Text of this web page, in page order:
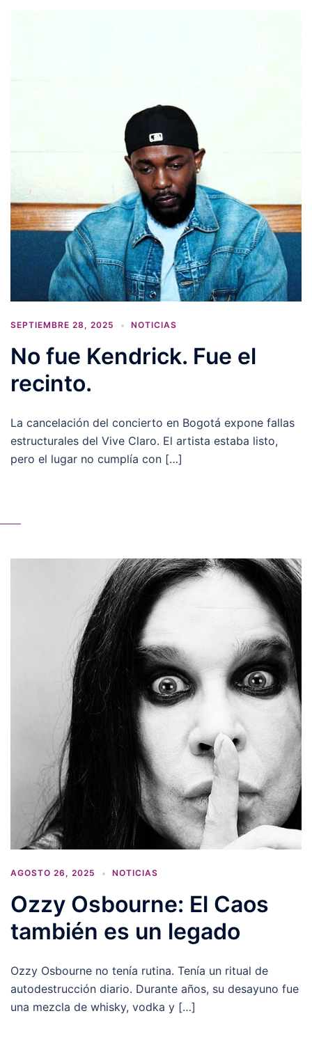
SEPTIEMBRE 28, 2025 NOTICIAS
No fue Kendrick. Fue el
recinto.
La cancelación del concierto en Bogotá expone fallas
estructurales del Vive Claro. El artista estaba listo,
pero el lugar no cumplía con […]
AGOSTO 26, 2025 NOTICIAS
Ozzy Osbourne: El Caos
también es un legado
Ozzy Osbourne no tenía rutina. Tenía un ritual de
autodestrucción diario. Durante años, su desayuno fue
una mezcla de whisky, vodka y […]